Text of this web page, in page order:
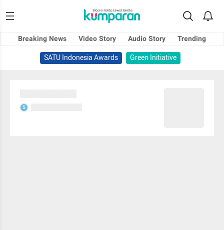
Breaking News Video Story Audio Story
Trending
SATU Indonesia Awards
Green Initiative
S